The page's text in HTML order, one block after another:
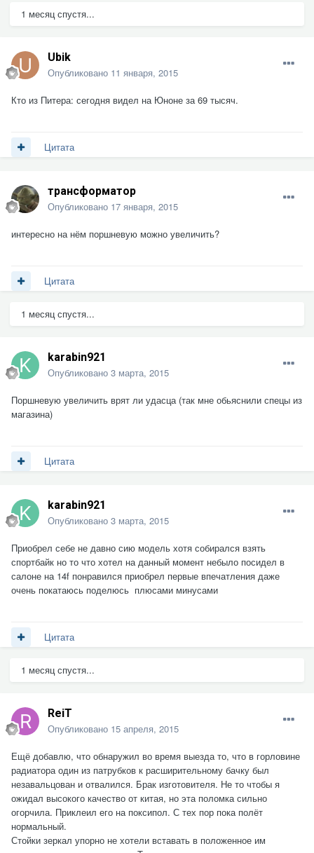
1 месяц спустя...
Ubik
Опубликовано 11 января, 2015
Кто из Питера: сегодня видел на Юноне за 69 тысяч.
Цитата
трансформатор
Опубликовано 17 января, 2015
интересно на нём поршневую можно увеличить?
Цитата
1 месяц спустя...
karabin921
Опубликовано 3 марта, 2015
Поршневую увеличить врят ли удасца (так мне обьяснили спецы из
магазина)
Цитата
karabin921
Опубликовано 3 марта, 2015
Приобрел себе не давно сию модель хотя собирался взять
спортбайк но то что хотел на данный момент небыло посидел в
салоне на 14f понравился приобрел первые впечатления даже
очень покатаюсь поделюсь плюсами минусами
Цитата
1 месяц спустя...
ReiT
Опубликовано 15 апреля, 2015
Ещё добавлю, что обнаружил во время выезда то, что в горловине
радиатора один из патрубков к расширительному бачку был
незавальцован и отвалился. Брак изготовителя. Не то чтобы я
ожидал высокого качество от китая, но эта поломка сильно
огорчила. Приклеил его на поксипол. С тех пор пока полёт
нормальный.
Стойки зеркал упорно не хотели вставать в положенное им